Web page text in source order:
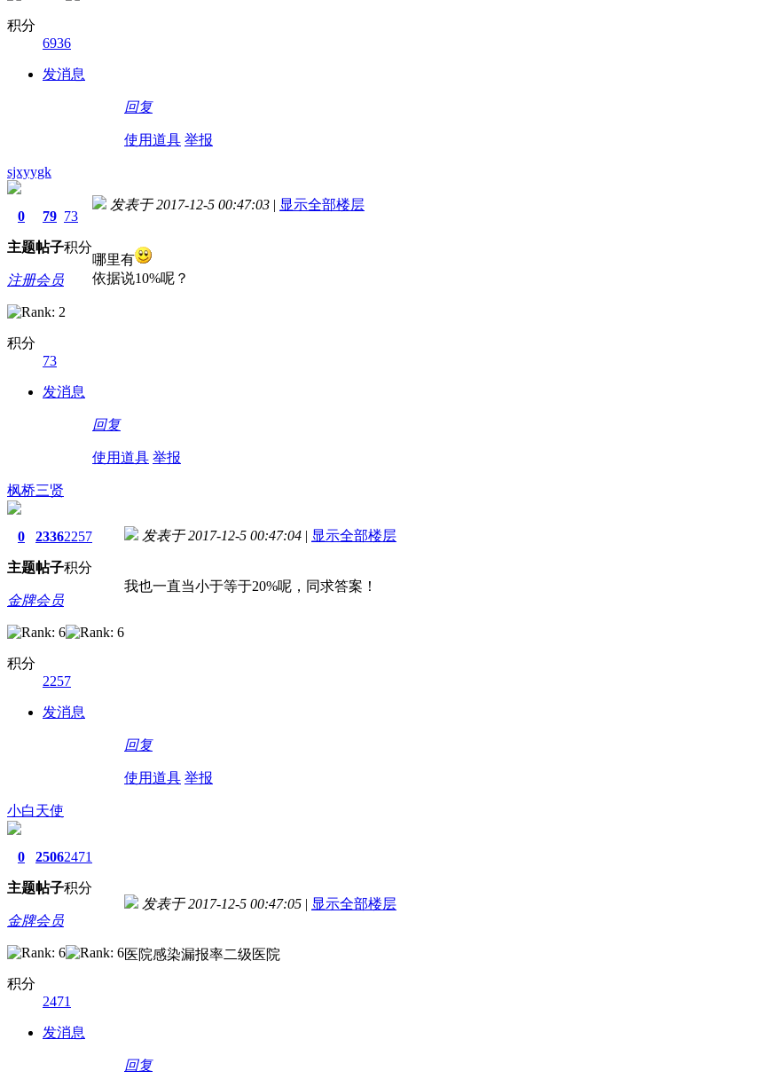
积分
6936
发消息
回复
使用道具 举报
sjxyygk
0
主题
79
帖子
73
积分
注册会员
积分
73
发消息
发表于 2017-12-5 00:47:03 | 显示全部楼层
哪里有
依据说10%呢？
回复
使用道具 举报
枫桥三贤
0
主题
2336
帖子
2257
积分
金牌会员
积分
2257
发消息
发表于 2017-12-5 00:47:04 | 显示全部楼层
我也一直当小于等于20%呢，同求答案！
回复
使用道具 举报
小白天使
0
主题
2506
帖子
2471
积分
金牌会员
积分
2471
发消息
发表于 2017-12-5 00:47:05 | 显示全部楼层
医院感染漏报率二级医院
回复